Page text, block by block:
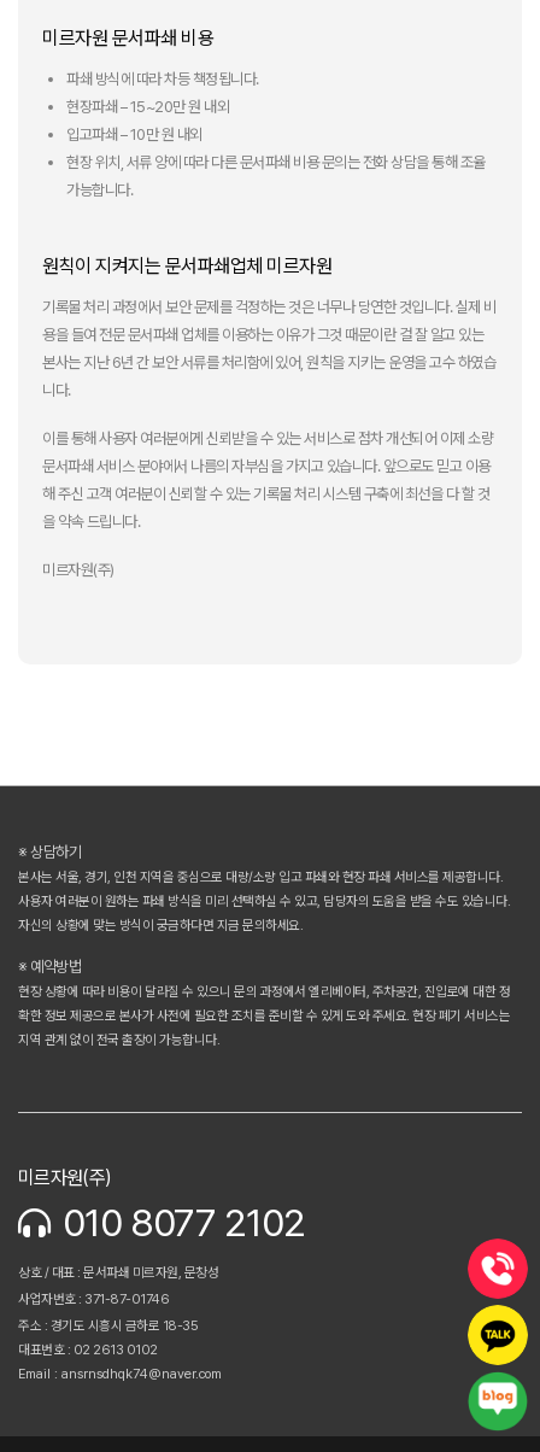
미르자원 문서파쇄 비용
파쇄 방식에 따라 차등 책정됩니다.
현장파쇄 – 15~20만 원 내외
입고파쇄 – 10만 원 내외
현장 위치, 서류 양에 따라 다른 문서파쇄 비용 문의는 전화 상담을 통해 조율
가능합니다.
원칙이 지켜지는 문서파쇄업체 미르자원
기록물 처리 과정에서 보안 문제를 걱정하는 것은 너무나 당연한 것입니다. 실제 비
용을 들여 전문 문서파쇄 업체를 이용하는 이유가 그것 때문이란 걸 잘 알고 있는
본사는 지난 6년 간 보안 서류를 처리함에 있어, 원칙을 지키는 운영을 고수 하였습
니다.
이를 통해 사용자 여러분에게 신뢰받을 수 있는 서비스로 점차 개선되어 이제 소량
문서파쇄 서비스 분야에서 나름의 자부심을 가지고 있습니다. 앞으로도 믿고 이용
해 주신 고객 여러분이 신뢰할 수 있는 기록물 처리 시스템 구축에 최선을 다 할 것
을 약속 드립니다.
미르자원(주)
※ 상담하기
본사는 서울, 경기, 인천 지역을 중심으로 대량/소량 입고 파쇄와 현장 파쇄 서비스를 제공합니다.
사용자 여러분이 원하는 파쇄 방식을 미리 선택하실 수 있고, 담당자의 도움을 받을 수도 있습니다.
자신의 상황에 맞는 방식이 궁금하다면 지금 문의하세요.
※ 예약방법
현장 상황에 따라 비용이 달라질 수 있으니 문의 과정에서 엘리베이터, 주차공간, 진입로에 대한 정
확한 정보 제공으로 본사가 사전에 필요한 조치를 준비할 수 있게 도와 주세요. 현장 폐기 서비스는
지역 관계 없이 전국 출장이 가능합니다.
미르자원(주)
010 8077 2102
상호 / 대표 : 문서파쇄 미르자원, 문창성
사업자번호 : 371-87-01746
주소 : 경기도 시흥시 금하로 18-35
대표번호 : 02 2613 0102
Email : ansrnsdhqk74@naver.com